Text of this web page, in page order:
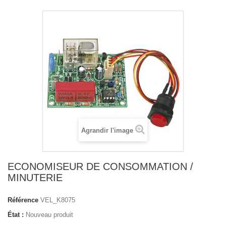
Agrandir l'image
ECONOMISEUR DE CONSOMMATION /
MINUTERIE
Référence VEL_K8075
État : Nouveau produit